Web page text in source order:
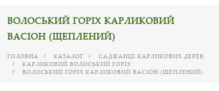
ВОЛОСЬКИЙ ГОРІХ КАРЛИКОВИЙ
ВАСІОН (ЩЕПЛЕНИЙ)
ГОЛОВНА КАТАЛОГ
САДЖАНЦІ КАРЛИКОВИХ ДЕРЕВ
КАРЛИКОВИЙ ВОЛОСЬКИЙ ГОРІХ
ВОЛОСЬКИЙ ГОРІХ КАРЛИКОВИЙ ВАСІОН (ЩЕПЛЕНИЙ)